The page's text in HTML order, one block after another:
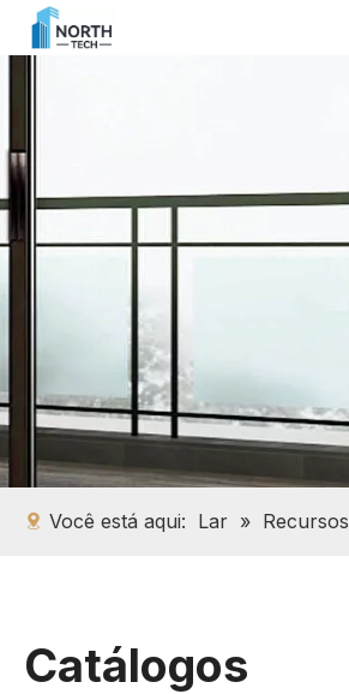
Você está aqui: Lar » Recursos
Catálogos